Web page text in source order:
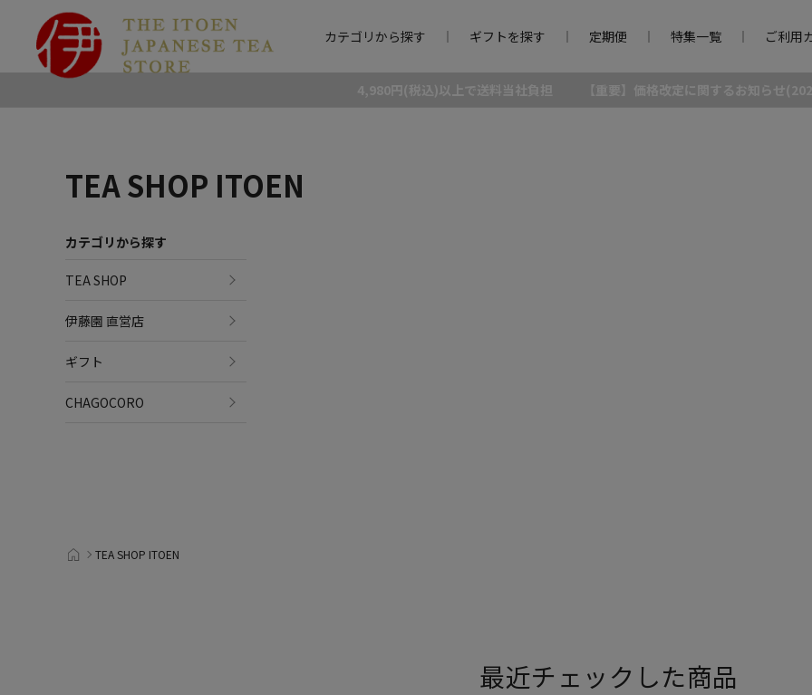
カテゴリから探す ギフトを探す 定期便 特集一覧 ご利用
4,980円(税込)以上で送料当社負担 【重要】価格改定に関するお知らせ
TEA SHOP ITOEN
カテゴリから探す
TEA SHOP
伊藤園 直営店
ギフト
CHAGOCORO
TEA SHOP ITOEN
最近チェックした商品